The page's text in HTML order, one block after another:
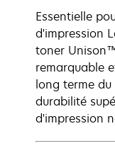
Essentielle
d'impression
toner
remarquable
long terme
durabilité
d'impression